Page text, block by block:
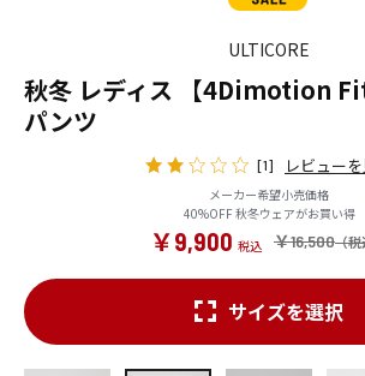
ULTICORE
秋冬 レディス 【4Dimotion
パンツ
[1] レビュー
メーカー希望小売価格
40%OFF 秋冬ウェアがお買い得
￥16,500
￥9,900
サイズを選択